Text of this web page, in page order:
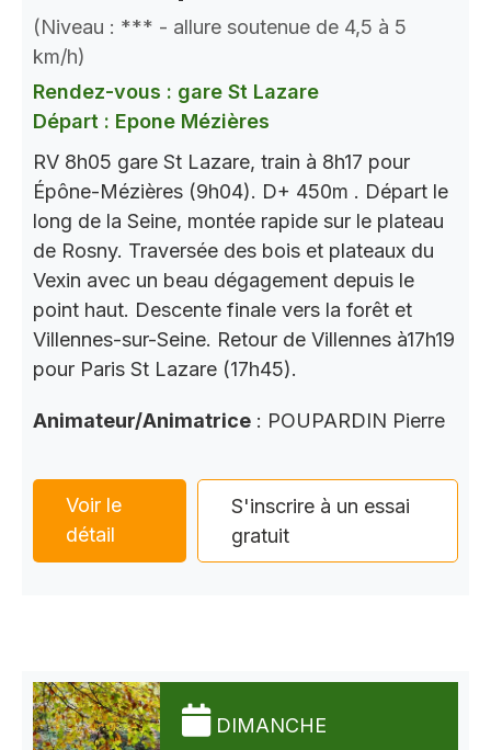
(Niveau : *** - allure soutenue de 4,5 à 5
km/h)
Rendez-vous : gare St Lazare
Départ : Epone Mézières
RV 8h05 gare St Lazare, train à 8h17 pour
Épône-Mézières (9h04). D+ 450m . Départ le
long de la Seine, montée rapide sur le plateau
de Rosny. Traversée des bois et plateaux du
Vexin avec un beau dégagement depuis le
point haut. Descente finale vers la forêt et
Villennes-sur-Seine. Retour de Villennes à17h19
pour Paris St Lazare (17h45).
Animateur/Animatrice : POUPARDIN Pierre
Voir le
détail
S'inscrire à un essai
gratuit
DIMANCHE